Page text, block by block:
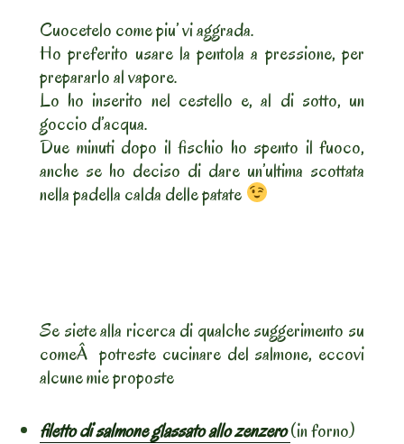
Cuocetelo come piu’ vi aggrada.
Ho preferito usare la pentola a pressione, per
prepararlo al vapore.
Lo ho inserito nel cestello e, al di sotto, un
goccio d’acqua.
Due minuti dopo il fischio ho spento il fuoco,
anche se ho deciso di dare un’ultima scottata
nella padella calda delle patate
Se siete alla ricerca di qualche suggerimento su
comeÂ potreste cucinare del salmone, eccovi
alcune mie proposte
filetto di salmone glassato allo zenzero(in forno)